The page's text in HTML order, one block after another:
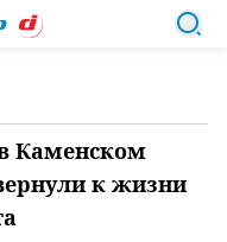
Каменском
к жизни